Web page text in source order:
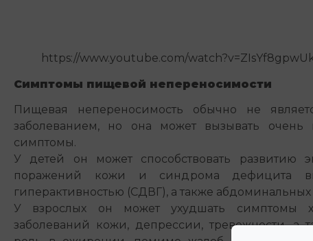
https://www.youtube.com/
Симптомы пищевой непереносимости
Пищевая непереносимость обычно не
заболеванием, но она может вызывать очень
симптомы.
У детей он может способствовать развитию
поражений кожи и синдрома дефицита
гиперактивностью (СДВГ), а также абдоминальных
У взрослых он может ухудшать симптомы
заболеваний кожи, депрессии, тревожности, а